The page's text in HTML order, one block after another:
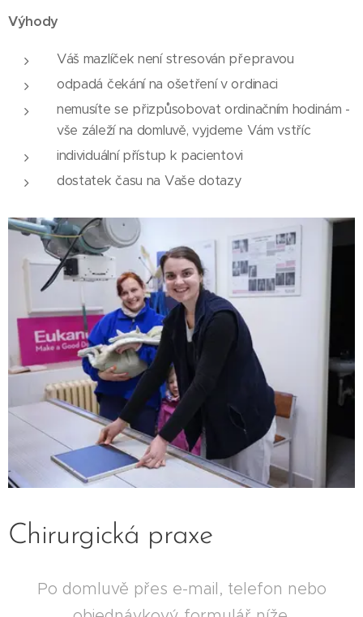
Výhody
Váš mazlíček není stresován přepravou
odpadá čekání na ošetření v ordinaci
nemusíte se přizpůsobovat ordinačním hodinám -
vše záleží na domluvě, vyjdeme Vám vstříc
individuální přístup k pacientovi
dostatek času na Vaše dotazy
Chirurgická praxe
Po domluvě přes e-mail, telefon nebo